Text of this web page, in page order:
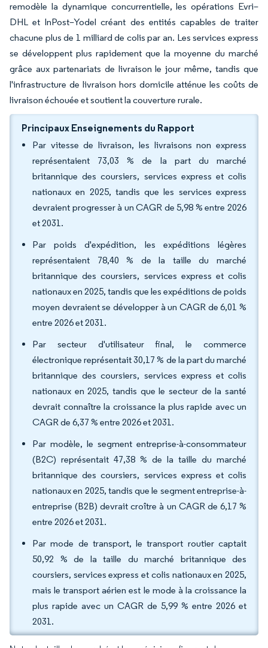
remodèle la dynamique concurrentielle, les opérations Evri–
DHL et InPost–Yodel créant des entités capables de traiter
chacune plus de 1 milliard de colis par an. Les services express
se développent plus rapidement que la moyenne du marché
grâce aux partenariats de livraison le jour même, tandis que
l'infrastructure de livraison hors domicile atténue les coûts de
livraison échouée et soutient la couverture rurale.
Principaux Enseignements du Rapport
Par vitesse de livraison, les livraisons non express
représentaient 73,03 % de la part du marché
britannique des coursiers, services express et colis
nationaux en 2025, tandis que les services express
devraient progresser à un CAGR de 5,98 % entre 2026
et 2031.
Par poids d'expédition, les expéditions légères
représentaient 78,40 % de la taille du marché
britannique des coursiers, services express et colis
nationaux en 2025, tandis que les expéditions de poids
moyen devraient se développer à un CAGR de 6,01 %
entre 2026 et 2031.
Par secteur d'utilisateur final, le commerce
électronique représentait 30,17 % de la part du marché
britannique des coursiers, services express et colis
nationaux en 2025, tandis que le secteur de la santé
devrait connaître la croissance la plus rapide avec un
CAGR de 6,37 % entre 2026 et 2031.
Par modèle, le segment entreprise-à-consommateur
(B2C) représentait 47,38 % de la taille du marché
britannique des coursiers, services express et colis
nationaux en 2025, tandis que le segment entreprise-à-
entreprise (B2B) devrait croître à un CAGR de 6,17 %
entre 2026 et 2031.
Par mode de transport, le transport routier captait
50,92 % de la taille du marché britannique des
coursiers, services express et colis nationaux en 2025,
mais le transport aérien est le mode à la croissance la
plus rapide avec un CAGR de 5,99 % entre 2026 et
2031.